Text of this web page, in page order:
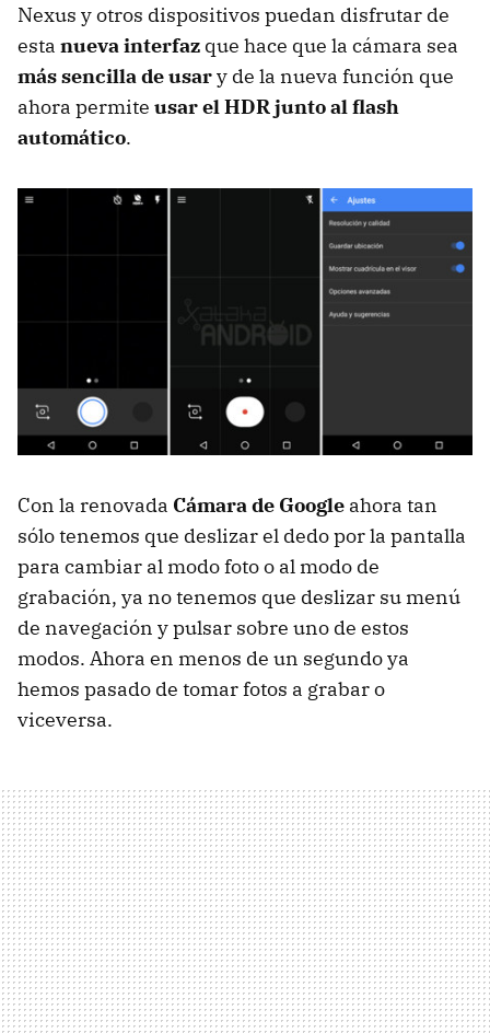
Nexus y otros dispositivos puedan disfrutar de
esta nueva interfaz que hace que la cámara sea
más sencilla de usary de la nueva función que
ahora permite usar el HDR junto al flash
automático.
Con la renovada Cámara de Google ahora tan
sólo tenemos que deslizar el dedo por la pantalla
para cambiar al modo foto o al modo de
grabación, ya no tenemos que deslizar su menú
de navegación y pulsar sobre uno de estos
modos. Ahora en menos de un segundo ya
hemos pasado de tomar fotos a grabar o
viceversa.